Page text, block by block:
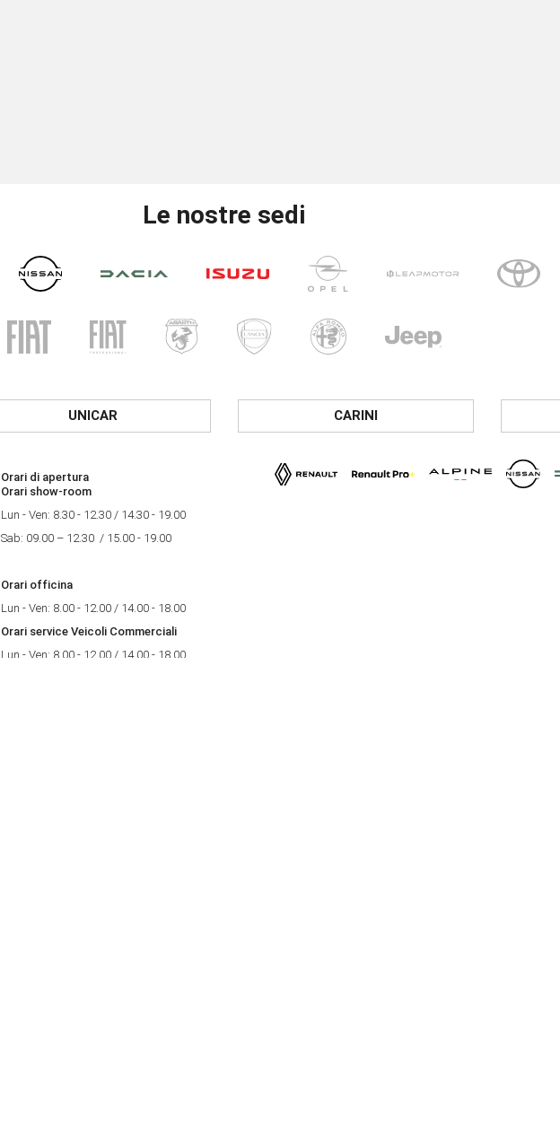
Le nostre sedi
UNICAR CARINI
Orari di apertura
Orari show-room
Lun - Ven: 8.30 - 12.30 / 14.30 - 19.00
Sab: 09.00 – 12.30 / 15.00 - 19.00
Orari officina
Lun - Ven: 8.00 - 12.00 / 14.00 - 18.00
Orari service Veicoli Commerciali
Lun - Ven: 8.00 - 12.00 / 14.00 - 18.00